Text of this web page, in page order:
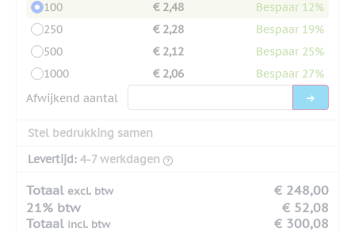
100
€ 2,48
Bespaar 12%
250
€ 2,28
Bespaar 19%
500
€ 2,12
Bespaar 25%
1000
€ 2,06
Bespaar 27%
Afwijkend aantal
Stel bedrukking samen
Levertijd: 4-7 werkdagen
Totaal excl. btw
€ 248,00
21% btw
€ 52,08
Totaal incl. btw € 300,08